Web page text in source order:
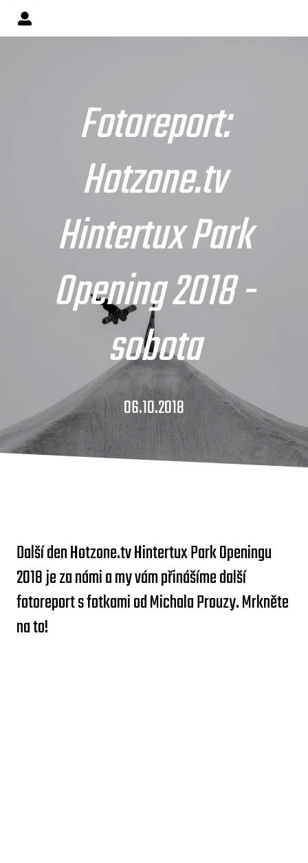
Fotoreport:
Hotzone.tv
Hintertux Park
Opening 2018 -
sobota
06.10.2018
Další den Hotzone.tv Hintertux Park Openingu
2018 je za námi a my vám přinášíme další
fotoreport s fotkami od Michala Prouzy. Mrkněte
na to!